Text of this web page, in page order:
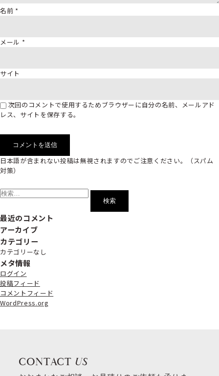
名前 *
メール *
サイト
次回のコメントで使用するためブラウザーに自分の名前、メールアド
レス、サイトを保存する。
日本語が含まれない投稿は無視されますのでご注意ください。（スパム
対策）
索:
最近のコメント
アーカイブ
カテゴリー
カテゴリーなし
メタ情報
ログイン
投稿フィード
コメントフィード
WordPress.org
CONTACT US